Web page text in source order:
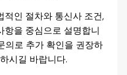
적인 절차와 통신사 조건,
항을 중심으로 설명합니
의로 추가 확인을 권장하
시길 바랍니다.